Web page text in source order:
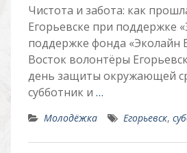
Чистота и забота: как
Егорьевске при поддержке
поддержке фонда «Эколайн
Восток волонтёры
день защиты окружающей
субботник и …
Молодёжка Егорьевск,